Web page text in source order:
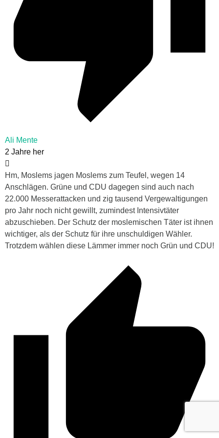
Ali Mente
2 Jahre her
Hm, Moslems jagen Moslems zum Teufel, wegen 14
Anschlägen. Grüne und CDU dagegen sind auch nach
22.000 Messerattacken und zig tausend Vergewaltigungen
pro Jahr noch nicht gewillt, zumindest Intensivtäter
abzuschieben. Der Schutz der moslemischen Täter ist ihnen
wichtiger, als der Schutz für ihre unschuldigen Wähler.
Trotzdem wählen diese Lämmer immer noch Grün und CDU!